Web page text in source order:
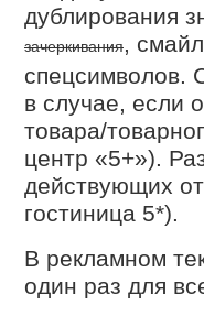
дублирования
зачеркивания,
спецсимволов.
в случае, если
товара/
центр «5+»).
действующих
гостиница 5*).
В рекламном
один раз для